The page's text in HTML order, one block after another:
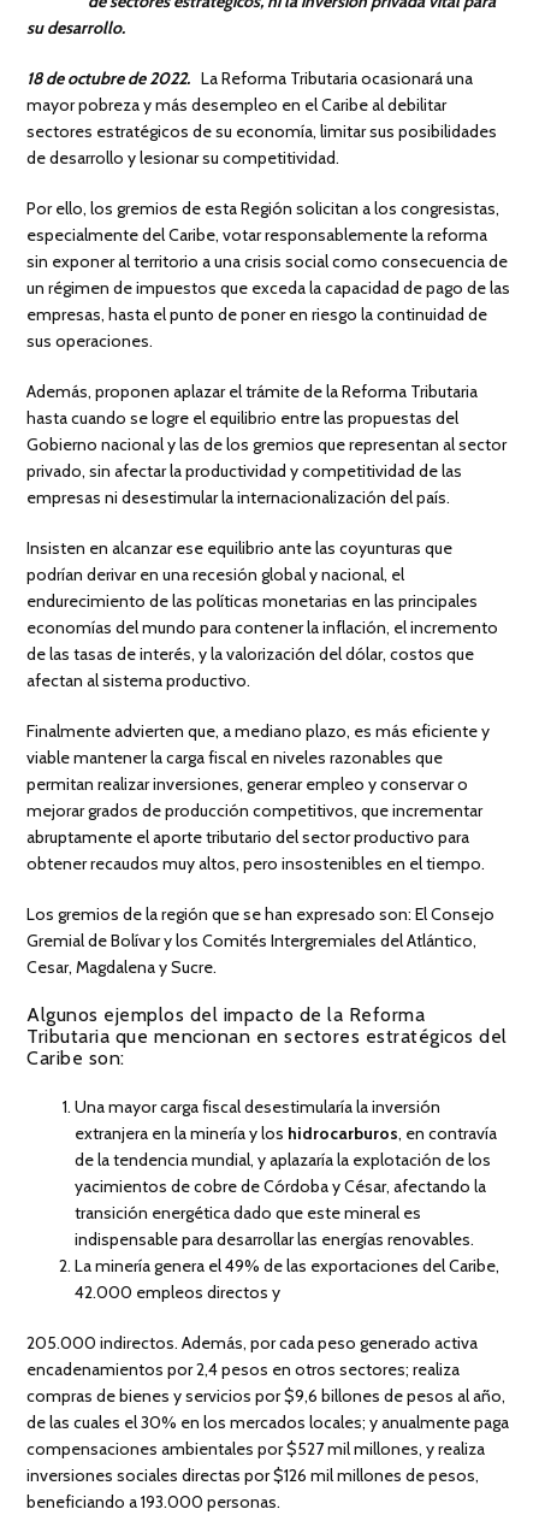
su desarrollo.
18 de octubre de 2022.La Reforma Tributaria ocasionará una
mayor pobreza y más desempleo en el Caribe al debilitar
sectores estratégicos de su economía, limitar sus posibilidades
de desarrollo y lesionar su competitividad.
Por ello, los gremios de esta Región solicitan a los congresistas,
especialmente del Caribe, votar responsablemente la reforma
sin exponer al territorio a una crisis social como consecuencia de
un régimen de impuestos que exceda la capacidad de pago de las
empresas, hasta el punto de poner en riesgo la continuidad de
sus operaciones.
Además, proponen aplazar el trámite de la Reforma Tributaria
hasta cuando se logre el equilibrio entre las propuestas del
Gobierno nacional y las de los gremios que representan al sector
privado, sin afectar la productividad y competitividad de las
empresas ni desestimular la internacionalización del país.
Insisten en alcanzar ese equilibrio ante las coyunturas que
podrían derivar en una recesión global y nacional, el
endurecimiento de las políticas monetarias en las principales
economías del mundo para contener la inflación, el incremento
de las tasas de interés, y la valorización del dólar, costos que
afectan al sistema productivo.
Finalmente advierten que, a mediano plazo, es más eficiente y
viable mantener la carga fiscal en niveles razonables que
permitan realizar inversiones, generar empleo y conservar o
mejorar grados de producción competitivos, que incrementar
abruptamente el aporte tributario del sector productivo para
obtener recaudos muy altos, pero insostenibles en el tiempo.
Los gremios de la región que se han expresado son: El Consejo
Gremial de Bolívar y los Comités Intergremiales del Atlántico,
Cesar, Magdalena y Sucre.
Algunos ejemplos del impacto de la Reforma
Tributaria que mencionan en sectores estratégicos del
Caribe son:
Una mayor carga fiscal desestimularía la inversión
extranjera en la minería y los hidrocarburos, en contravía
de la tendencia mundial, y aplazaría la explotación de los
yacimientos de cobre de Córdoba y César, afectando la
transición energética dado que este mineral es
indispensable para desarrollar las energías renovables.
La minería genera el 49% de las exportaciones del Caribe,
42.000 empleos directos y
205.000 indirectos. Además, por cada peso generado activa
encadenamientos por 2,4 pesos en otros sectores; realiza
compras de bienes y servicios por $9,6 billones de pesos al año,
de las cuales el 30% en los mercados locales; y anualmente paga
compensaciones ambientales por $527 mil millones, y realiza
inversiones sociales directas por $126 mil millones de pesos,
beneficiando a 193.000 personas.